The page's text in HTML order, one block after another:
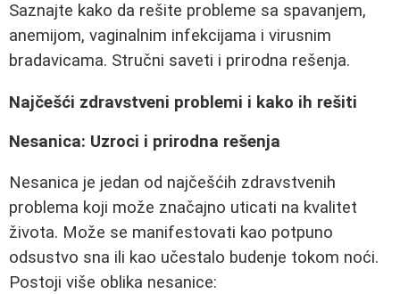
Saznajte kako da rešite probleme sa spavanjem,
anemijom, vaginalnim infekcijama i virusnim
bradavicama. Stručni saveti i prirodna rešenja.
Najčešći zdravstveni problemi i kako ih rešiti
Nesanica: Uzroci i prirodna rešenja
Nesanica je jedan od najčešćih zdravstvenih
problema koji može značajno uticati na kvalitet
života. Može se manifestovati kao potpuno
odsustvo sna ili kao učestalo budenje tokom noći.
Postoji više oblika nesanice: